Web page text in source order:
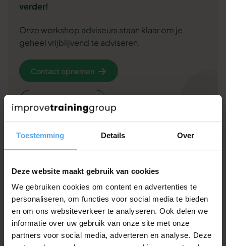
Toestemming Details Over
Deze website maakt gebruik van cookies
We gebruiken cookies om content en advertenties te
personaliseren, om functies voor social media te bieden
en om ons websiteverkeer te analyseren. Ook delen we
informatie over uw gebruik van onze site met onze
partners voor social media, adverteren en analyse. Deze
verder!
Onze workshop adviseurs staan klaar om je
geheel vrijblijvend te adviseren.
Contact opnemen
Of bel ons gewoon even op 030 - 227 2404
Veelgestelde vragen over deze
workshop
Andere klanten hadden deze vragen. Misschien helpt
het jou ook.